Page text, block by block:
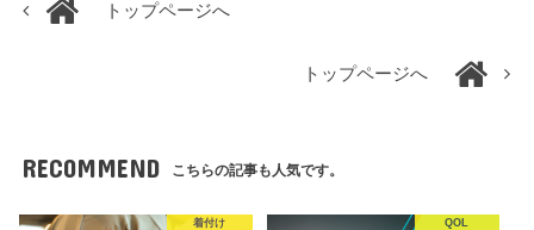
トップページへ
トップページへ
RECOMMEND こちらの記事も人気です。
着付け QOL